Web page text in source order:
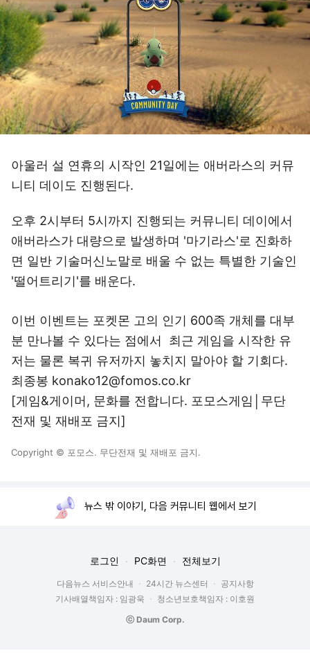
아울러 설 연휴의 시작인 21일에는 애버라스의 커뮤
니티 데이도 진행된다.
오후 2시부터 5시까지 진행되는 커뮤니티 데이에서
애버라스가 대량으로 발생하며 '마기라스'로 진화하
면 일반 기술머신노말로 배울 수 없는 특별한 기술인
'떨어트리기'를 배운다.
이번 이벤트는 포켓몬 고의 인기 600족 개체를 대부
분 만나볼 수 있다는 점에서 최근 게임을 시작한 유
저는 물론 복귀 유저까지 놓치지 말아야 할 기회다.
최종봉 konako12@fomos.co.kr
[게임&게이머, 문화를 전합니다. 포모스게임│무단
전재 및 재배포 금지]
Copyright © 포모스. 무단전재 및 재배포 금지.
뉴스 밖 이야기, 다음 커뮤니티 웹에서 보기
로그인 PC화면 전체보기
다음뉴스 서비스안내 24시간 뉴스센터
공지사항
기사배열책임자 : 임광욱
청소년보호책임자 : 이호원
ⓒ Daum Corp.